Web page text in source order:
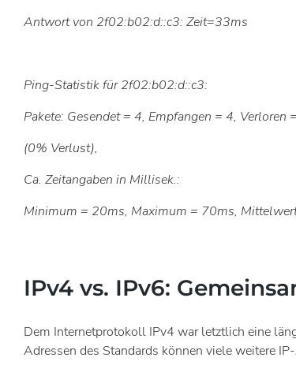
Antwort von 2f02:b02:d::c3: Zeit=33ms
Ping-Statistik für 2f02:b02:d::c3:
Pakete: Gesendet = 4, Empfangen = 4, Verloren
(0% Verlust),
Ca. Zeitangaben in Millisek.:
Minimum = 20ms, Maximum = 70ms,
IPv4 vs. IPv6:
Dem Internetprotokoll IPv4 war letztlich eine
Adressen des Standards können viele weitere